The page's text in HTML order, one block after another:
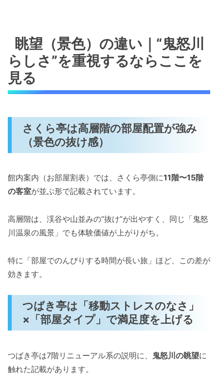
眺望（景色）の違い｜“鬼怒川
らしさ”を重視するならここを
見る
さくら亭は高層階の部屋配置が強み
（景色の抜け感）
館内案内（お部屋割表）では、さくら亭側に11階〜15階
の客室が並ぶ形で記載されています。
高層階は、渓谷や山並みの“抜け”が出やすく、同じ「鬼怒
川温泉の風景」でも体験価値が上がりがち。
特に「部屋でのんびりする時間が長い旅」ほど、この差が
効きます。
つばき亭は「移動ストレスのなさ」
×「部屋タイプ」で満足度を上げる
つばき亭は7階リニューアル系の説明に、 鬼怒川の眺望に
触れた記載があります。